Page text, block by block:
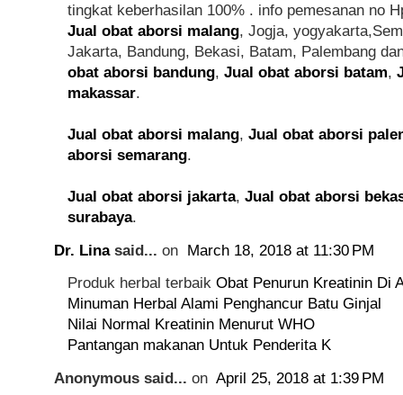
tingkat keberhasilan 100% . info pemesanan no
Jual obat aborsi malang, Jogja,
Jakarta, Bandung, Bekasi, Batam, Palembang
obat aborsi bandung, Jual obat aborsi batam,
makassar.
Jual obat aborsi malang, Jual obat aborsi
aborsi semarang.
Jual obat aborsi jakarta, Jual obat aborsi
surabaya.
Dr. Linasaid... on March 18, 2018 at 11:30 PM
Produk herbal terbaik Obat Penurun Kreatinin Di
Minuman Herbal Alami Penghancur Batu Ginjal
Nilai Normal Kreatinin Menurut WHO
Pantangan makanan Untuk Penderita K
Anonymous said... on April 25, 2018 at 1:39 PM